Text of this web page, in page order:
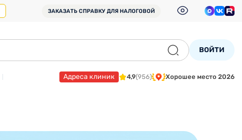
ЗАКАЗАТЬ СПРАВКУ ДЛЯ НАЛОГОВОЙ
ВОЙТИ
Адреса клиник 4,9(956) Хорошее место 2026